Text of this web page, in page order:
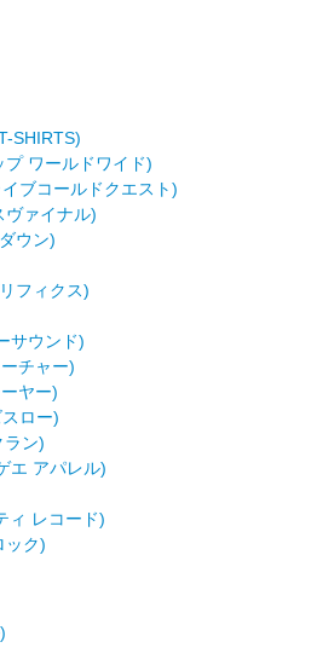
SHIRTS)
プ ワールドワイド)
ブコールドクエスト)
ヴァイナル)
ウン)
フィクス)
サウンド)
チャー)
ヤー)
ロー)
ラン)
エ アパレル)
ィ レコード)
ック)